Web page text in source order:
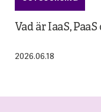
Vad är IaaS, PaaS
2026.06.18